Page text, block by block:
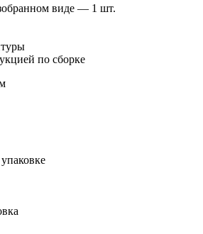
виде — 1 шт.
по сборке